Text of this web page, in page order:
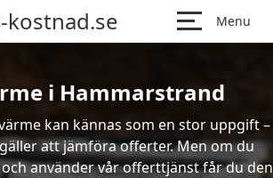
kostnad.se Menu
i Hammarstrand
kan kännas som en stor uppgift –
att jämföra offerter. Men om du
använder vår offerttjänst får du den